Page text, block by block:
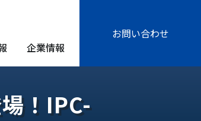
企業情報
お問い合わせ
！IPC-